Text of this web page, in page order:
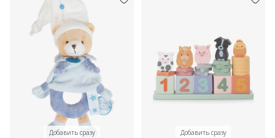
Добавить сразу Добавить сразу